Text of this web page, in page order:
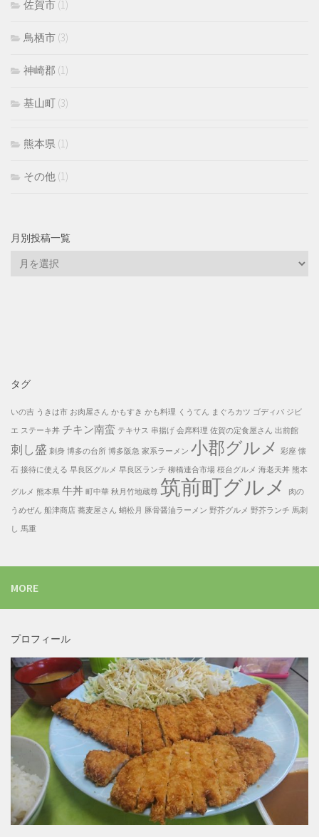
佐賀市 (1)
鳥栖市 (3)
神崎郡 (1)
基山町 (3)
熊本県 (1)
その他 (1)
月別投稿一覧
タグ
いの吉 うきは市 お肉屋さん かもすき かも料理 くうてん まぐろカツ ゴディバ ジビ
エ ステーキ丼 チキン南蛮 テキサス 串揚げ 会席料理 佐賀の定食屋さん 出前館
刺し盛 刺身 博多の台所 博多阪急 家系ラーメン 小郡グルメ 彩座 懐
石 接待に使える 早良区グルメ 早良区ランチ 柳橋連合市場 桜台グルメ 海老天丼 熊本
グルメ 熊本県 牛丼 町中華 秋月竹地蔵尊 筑前町グルメ
肉の
うめぜん 船津商店 蕎麦屋さん 蛸松月 豚骨醤油ラーメン 野芥グルメ 野芥ランチ 馬刺
し 馬重
MORE
プロフィール